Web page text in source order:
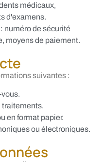
médicaux,
d'examens.
numéro de sécurité
moyens de paiement.
suivantes :
traitements.
en format papier.
ou électroniques.